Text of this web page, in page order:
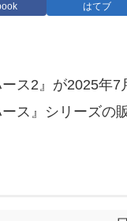
はてブ
ース2』が2025年
ース』シリーズ